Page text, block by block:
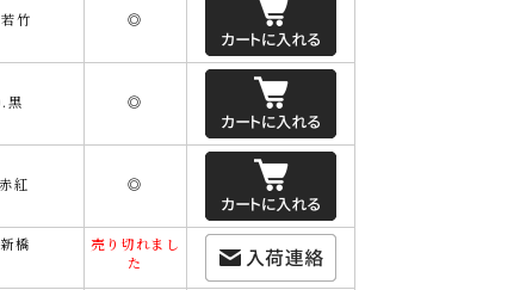
竹 ◎
黒 ◎
紅 ◎
橋
売り切れまし
た